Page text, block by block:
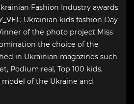
Fashion Industry awards
Ukrainian kids fashion Day
of the photo project Miss
the choice of the
in Ukrainian magazines such
Podium real, Top 100 kids,
of the Ukraine and